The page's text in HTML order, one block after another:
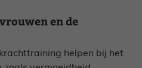
en de
helpen bij het